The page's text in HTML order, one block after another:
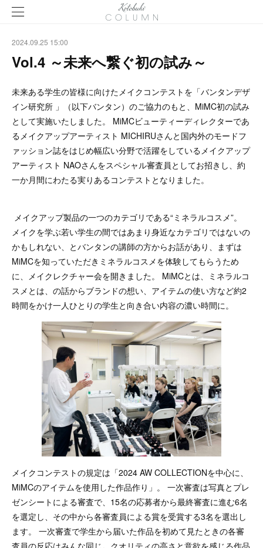
2024.09.25 15:00
Vol.4 ～未来へ繋ぐ初の試み～
未来ある学生の皆様に向けたメイクコンテストを「バンタンデザ
イン研究所 」（以下バンタン）のご協力のもと、MiMC初の試み
として実施いたしました。 MiMCビューティーディレクターであ
るメイクアップアーティスト MICHIRUさんと国内外のモードフ
ァッション誌をはじめ幅広い分野で活躍をしているメイクアップ
アーティスト NAOさんをスペシャル審査員としてお招きし、約
一か月間にわたる実りあるコンテストとなりました。
メイクアップ製品の一つのカテゴリである“ミネラルコスメ”。
メイクを学ぶ若い学生の間ではあまり身近なカテゴリではないの
かもしれない、とバンタンの講師の方からお話があり、まずは
MiMCを知っていただきミネラルコスメを体験してもらうため
に、メイクレクチャー会を開きました。 MiMCとは、ミネラルコ
スメとは、の話からブランドの想い、アイテムの使い方など約2
時間をかけ一人ひとりの学生と向き合い内容の濃い時間に。
メイクコンテストの規定は「2024 AW COLLECTIONを中心に、
MiMCのアイテムを使用した作品作り」。 一次審査は写真とプレ
ゼンシートによる審査で、15名の応募者から最終審査に進む6名
を選定し、その中から各審査員による賞を受賞する3名を選出し
ます。 一次審査で学生から届いた作品を初めて見たときの各審
査員の反応はみんな同じ。クオリティの高さと意欲を感じる作品